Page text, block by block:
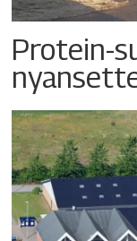
Protein-